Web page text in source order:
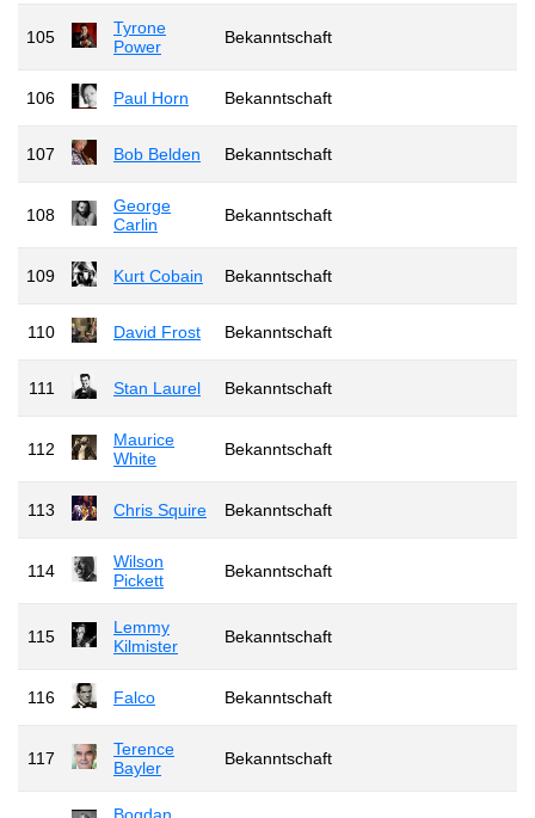
105
Tyrone
Power
Bekanntschaft
106 Paul Horn Bekanntschaft
107 Bob Belden Bekanntschaft
108
George
Carlin
Bekanntschaft
109 Kurt Cobain Bekanntschaft
110 David Frost Bekanntschaft
111 Stan Laurel Bekanntschaft
112
Maurice
White
Bekanntschaft
113 Chris Squire Bekanntschaft
114
Wilson
Pickett
Bekanntschaft
115
Lemmy
Kilmister
Bekanntschaft
116 Falco Bekanntschaft
117
Terence
Bayler
Bekanntschaft